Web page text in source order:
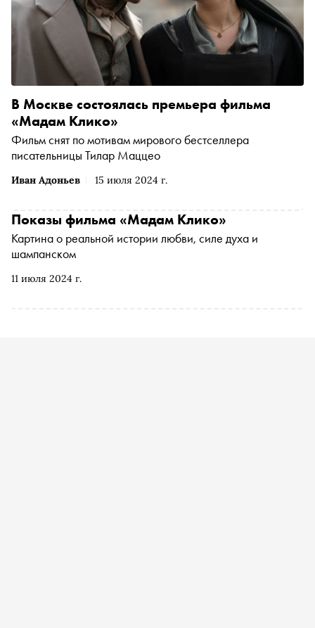
Иван Адоньев 15 июля 2024 г.
В Москве состоялась премьера фильма
«Мадам Клико»
Фильм снят по мотивам мирового бестселлера
писательницы Тилар Маццео
11 июля 2024 г.
Показы фильма «Мадам Клико»
Картина о реальной истории любви, силе духа и
шампанском